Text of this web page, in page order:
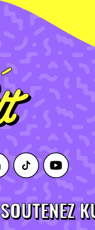
SOUTENEZ